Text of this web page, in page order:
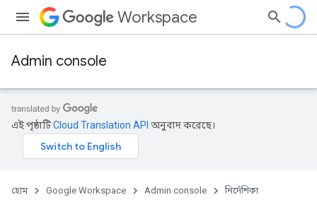
Workspace
Admin console
এই পৃষ্ঠাটিCloud Translation API অনুবাদ করেছে।
হোম Google Workspace Admin console নির্দেশিকা